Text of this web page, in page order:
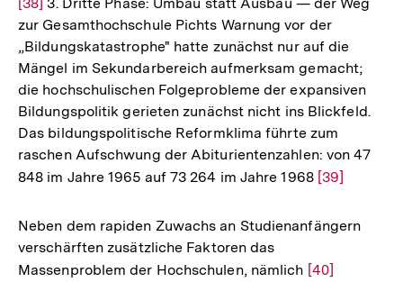
Auflösung
der
Fußnote
zur Gesamthochschule Pichts Warnung vor der
„Bildungskatastrophe" hatte zunächst nur auf die
Mängel im Sekundarbereich aufmerksam gemacht;
die hochschulischen Folgeprobleme der expansiven
Bildungspolitik gerieten zunächst nicht ins Blickfeld.
Das bildungspolitische Reformklima führte zum
raschen Aufschwung der Abiturientenzahlen: von 47
848 im Jahre 1965 auf 73 264 im Jahre 1968 Zur
der
[39]
Neben dem rapiden Zuwachs an Studienanfängern
verschärften zusätzliche Faktoren das
Massenproblem der Hochschulen, nämlich Zur
[40]